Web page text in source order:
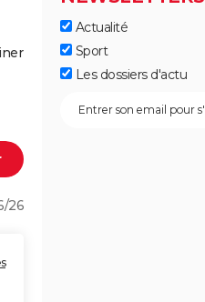
26
Actualité
Sport
Les dossiers d'actu